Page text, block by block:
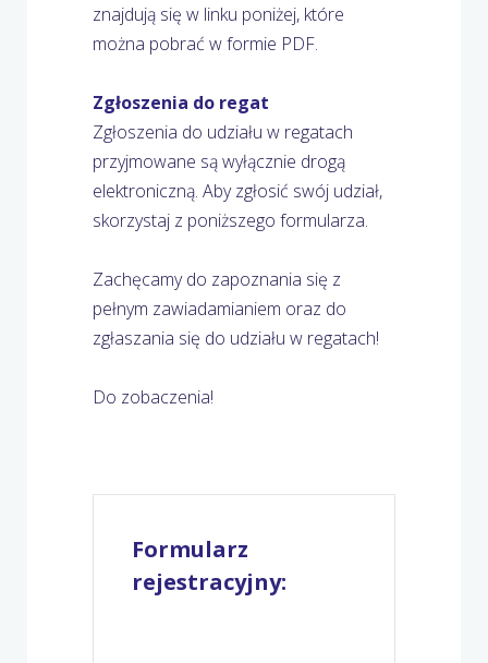
znajdują się w linku poniżej, które
można pobrać w formie PDF.
Zgłoszenia do regat
Zgłoszenia do udziału w regatach
przyjmowane są wyłącznie drogą
elektroniczną. Aby zgłosić swój udział,
skorzystaj z poniższego formularza.
Zachęcamy do zapoznania się z
pełnym zawiadamianiem oraz do
zgłaszania się do udziału w regatach!
Do zobaczenia!
Formularz
rejestracyjny: